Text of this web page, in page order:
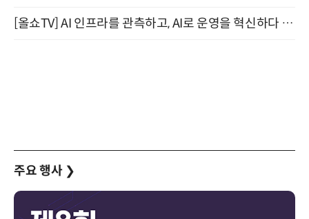
[올쇼TV] AI 인프라를 관측하고, AI로 운영을 혁신하다 (8월 11일 생방송)
주요 행사 ❯